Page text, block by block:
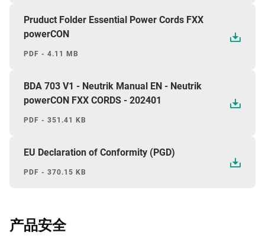
Pruduct Folder Essential Power Cords FXX
powerCON
PDF - 4.11 MB
BDA 703 V1 - Neutrik Manual EN - Neutrik
powerCON FXX CORDS - 202401
PDF - 351.41 KB
EU Declaration of Conformity (PGD)
PDF - 370.15 KB
产品安全